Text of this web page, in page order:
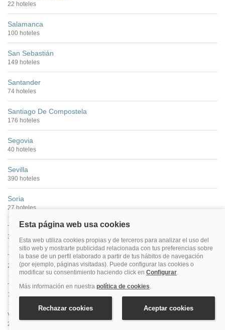
22 hoteles
Salamanca
100 hoteles
San Sebastián
149 hoteles
Santander
74 hoteles
Santiago De Compostela
176 hoteles
Segovia
40 hoteles
Sevilla
390 hoteles
Soria
27 hoteles
Tarragona
30 hoteles
Teruel
25 hoteles
Toledo
70 hoteles
Valencia
299 hoteles